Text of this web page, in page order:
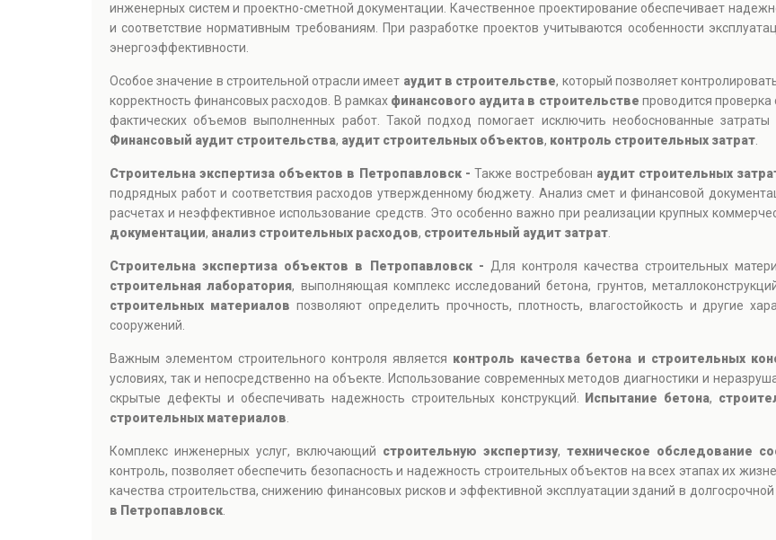
инженерных систем и проектно-сметной документации. Качественное проектирование обеспечивает
и соответствие нормативным требованиям. При разработке проектов учитываются особенности
энергоэффективности.
Особое значение в строительной отрасли имеет аудит в строительстве, который позволяет
корректность финансовых расходов. В рамках финансового аудита в строительстве проводится
фактических объемов выполненных работ. Такой подход помогает исключить необоснованные затраты
Финансовый аудит строительства, аудит строительных объектов, контроль строительных затрат
Строительна экспертиза объектов в Петропавловск - Также востребован аудит строительных
подрядных работ и соответствия расходов утвержденному бюджету. Анализ смет и финансовой
расчетах и неэффективное использование средств. Это особенно важно при реализации крупных
документации, анализ строительных расходов, строительный аудит затрат
Строительна экспертиза объектов в Петропавловск - Для контроля качества строительных
строительная лаборатория, выполняющая комплекс исследований бетона, грунтов,
строительных материалов позволяют определить прочность, плотность, влагостойкость и другие
сооружений.
Важным элементом строительного контроля является контроль качества бетона и строительных
условиях, так и непосредственно на объекте. Использование современных методов диагностики и
скрытые дефекты и обеспечивать надежность строительных конструкций.
Испытание бетона,
строительных материалов
Комплекс инженерных услуг, включающий строительную экспертизу, техническое обследование
контроль, позволяет обеспечить безопасность и надежность строительных объектов на всех этапах их
качества строительства, снижению финансовых рисков и эффективной эксплуатации зданий в долгосрочной
в Петропавловск